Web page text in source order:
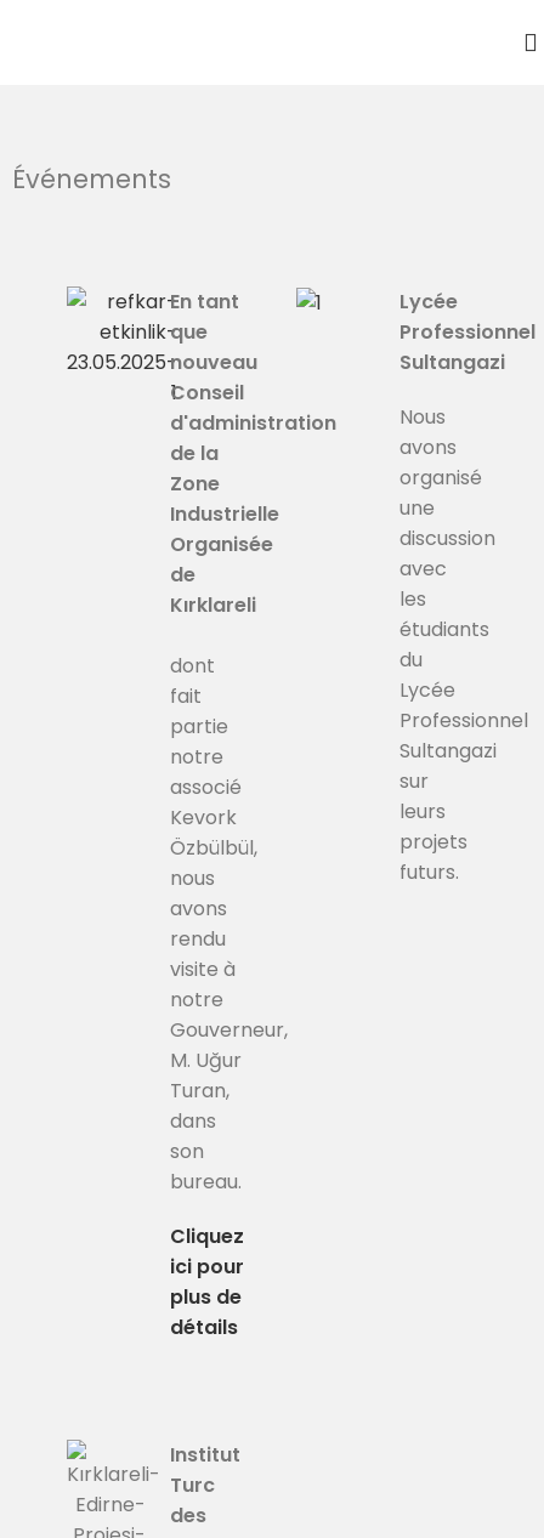
Événements
En tant
que
nouveau
Conseil
d'administration
de la
Zone
Industrielle
Organisée
de
Kırklareli
dont
fait
partie
notre
associé
Kevork
Özbülbül,
nous
avons
rendu
visite à
notre
Gouverneur,
M. Uğur
Turan,
dans
son
bureau.
Cliquez
ici pour
plus de
détails
Lycée
Professionnel
Sultangazi
Nous
avons
organisé
une
discussion
avec
les
étudiants
du
Lycée
Professionnel
Sultangazi
sur
leurs
projets
futurs.
Institut
Turc
des